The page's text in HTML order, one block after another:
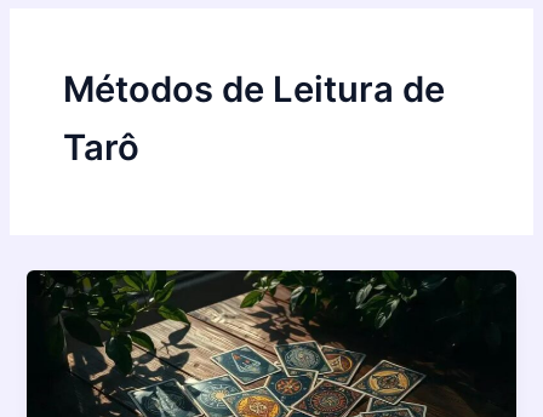
Métodos de Leitura de
Tarô